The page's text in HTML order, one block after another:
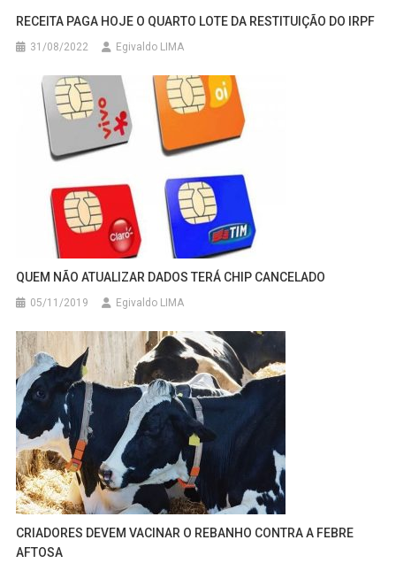
RECEITA PAGA HOJE O QUARTO LOTE DA RESTITUIÇÃO DO IRPF
31/08/2022 Egivaldo LIMA
QUEM NÃO ATUALIZAR DADOS TERÁ CHIP CANCELADO
05/11/2019 Egivaldo LIMA
CRIADORES DEVEM VACINAR O REBANHO CONTRA A FEBRE
AFTOSA